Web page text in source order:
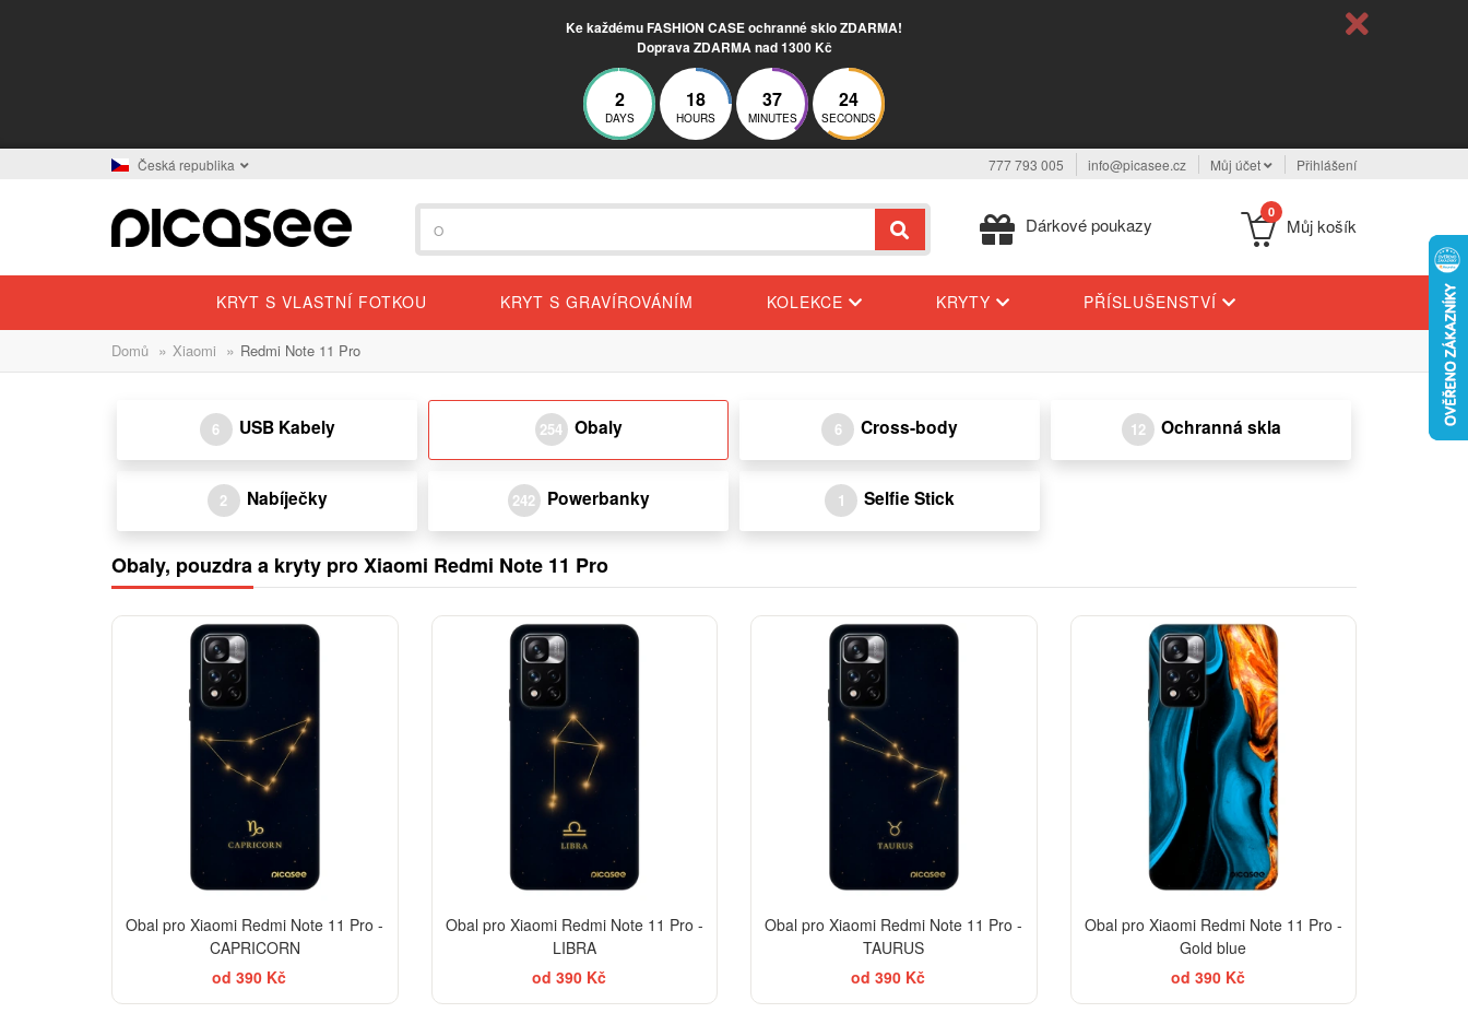
Ke každému FASHION CASE ochranné sklo ZDARMA!
Doprava ZDARMA nad 1300 Kč
2
DAYS
18
HOURS
37
MINUTES
23
SECONDS
Česká republika 777 793 005 info@picasee.cz Můj účet Přihlášení
Dárkové poukazy
0
Můj košík
KRYT S VLASTNÍ FOTKOU KRYT S GRAVÍROVÁNÍM KOLEKCE KRYTY PŘÍSLUŠENSTVÍ
Domů » Xiaomi » Redmi Note 11 Pro
6 USB Kabely 254 Obaly 6 Cross-body 12 Ochranná skla
2 Nabíječky 242 Powerbanky 1 Selfie Stick
Obaly, pouzdra a kryty pro Xiaomi Redmi Note 11 Pro
Obal pro Xiaomi Redmi Note 11 Pro -
CAPRICORN
od 390 Kč
Obal pro Xiaomi Redmi Note 11 Pro -
LIBRA
od 390 Kč
Obal pro Xiaomi Redmi Note 11 Pro -
TAURUS
od 390 Kč
Obal pro Xiaomi Redmi Note 11 Pro -
Gold blue
od 390 Kč